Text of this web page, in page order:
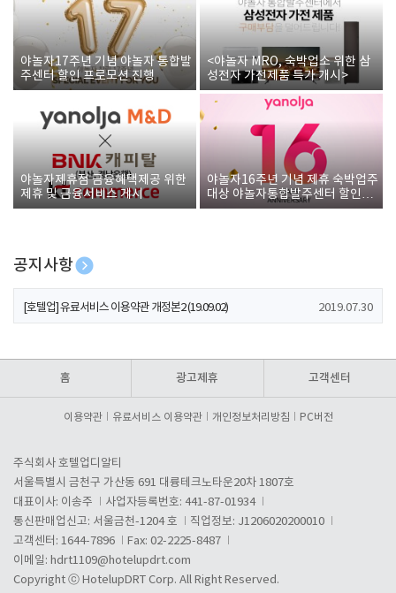
야놀자17주년 기념 야놀자 통합발
주센터 할인 프로모션 진행
<야놀자 MRO, 숙박업소 위한 삼
성전자 가전제품 특가 개시>
야놀자제휴점 금융혜택제공 위한
제휴 및 금융서비스 게시
야놀자16주년 기념 제휴 숙박업주
대상 야놀자통합발주센터 할인쿠
폰 증정
공지사항
[호텔업] 개인정보 처리방침 개정본1 (19.09.02)
[호텔업] 유료서비스 이용약관 개정본2 (19.09.02) 2019.07.30
홈 광고제휴 고객센터
이용약관 유료서비스 이용약관 개인정보처리방침 PC버전
주식회사 호텔업디알티
서울특별시 금천구 가산동 691 대륭테크노타운20차 1807호
대표이사: 이송주
사업자등록번호: 441-87-01934
통신판매업신고: 서울금천-1204 호
직업정보: J1206020200010
고객센터: 1644-7896
Fax: 02-2225-8487
이메일: hdrt1109@hotelupdrt.com
Copyright ⓒ HotelupDRT Corp. All Right Reserved.